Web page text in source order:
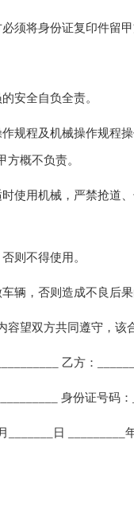
将身份证复印件留甲
全自负全责。
程及机械操作规程操
方概不负责。
用机械，严禁抢道、
则不得使用。
，否则造成不良后果
望双方共同遵守，该
乙方：
身份证号码：
日 _________